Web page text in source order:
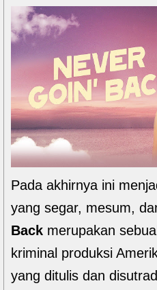
Pada akhirnya ini
yang segar, mesum,
Back merupakan
kriminal produksi
yang ditulis dan